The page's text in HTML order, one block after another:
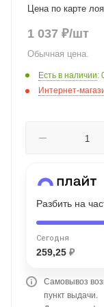
Цена по карте
1 037 ₽/шт
Обычная цена.
Есть в наличии:
Интернет-
Разбить на
Сегодня
259,25 ₽
Самовывоз
пункт выдачи.
об оплате
недели